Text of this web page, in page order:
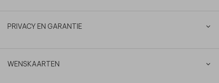
PRIVACY EN GARANTIE
WENSKAARTEN